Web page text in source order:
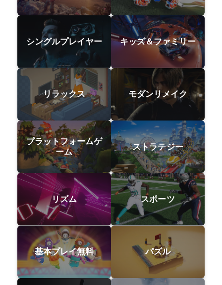
シングルプレイヤー キッズ＆ファミリー
リラックス モダンリメイク
プラットフォームゲ
ーム
ストラテジー
リズム スポーツ
基本プレイ無料 パズル